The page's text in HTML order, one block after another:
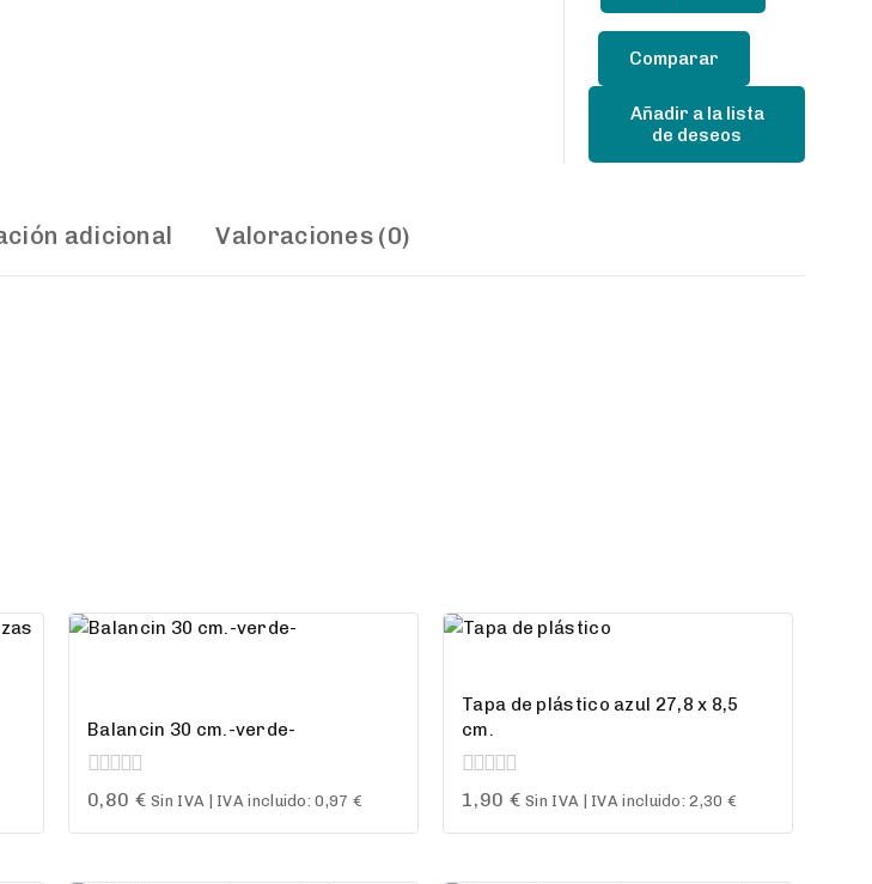
Añadir a la lista
de deseos
adicional Valoraciones (0)
Balancin 30 cm.-verde-
0
out
of
0,80 € Sin IVA | IVA incluido:0,97 €
Tapa de plástico azul 27,8 x 8,5
cm.
0
out
of
1,90 € Sin IVA | IVA incluido:2,30 €